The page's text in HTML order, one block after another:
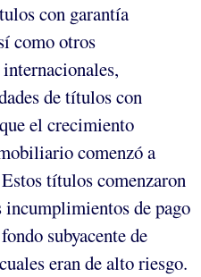
con garantía
como otros
de títulos con
el crecimiento
comenzó a
títulos comenzaron
de pago
subyacente de
eran de alto riesgo.